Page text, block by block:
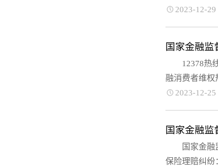
2023-12-29
国家金融监
12378热线
融消费者维权
2023-12-25
国家金融
国家金融监
保险理赔纠纷